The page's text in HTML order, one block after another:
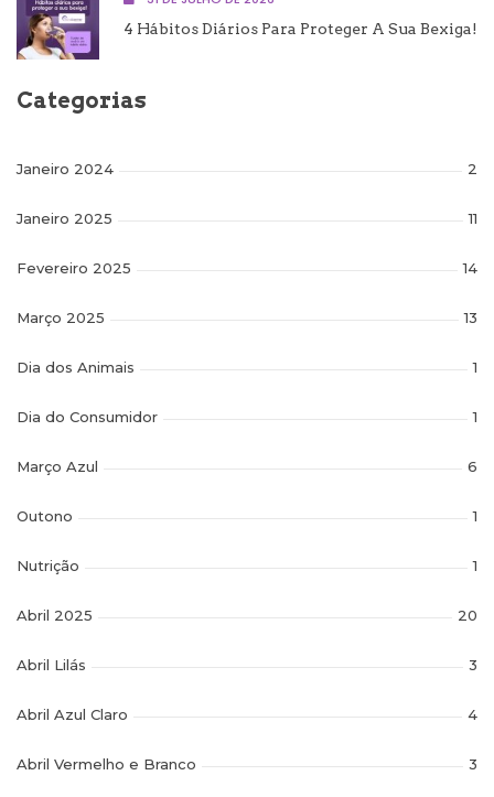
4 Hábitos Diários Para Proteger A Sua Bexiga!
Categorias
Janeiro 2024 2
Janeiro 2025 11
Fevereiro 2025 14
Março 2025 13
Dia dos Animais 1
Dia do Consumidor 1
Março Azul 6
Outono 1
Nutrição 1
Abril 2025 20
Abril Lilás 3
Abril Azul Claro 4
Abril Vermelho e Branco 3